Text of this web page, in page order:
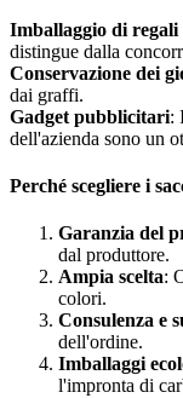
Imballaggio di regali
distingue dalla
Conservazione dei
dai graffi.
Gadget pubblicitari:
dell'azienda sono un
Perché scegliere i
Garanzia del
dal produttore.
Ampia scelta:
colori.
Consulenza e
dell'ordine.
Imballaggi
l'impronta di